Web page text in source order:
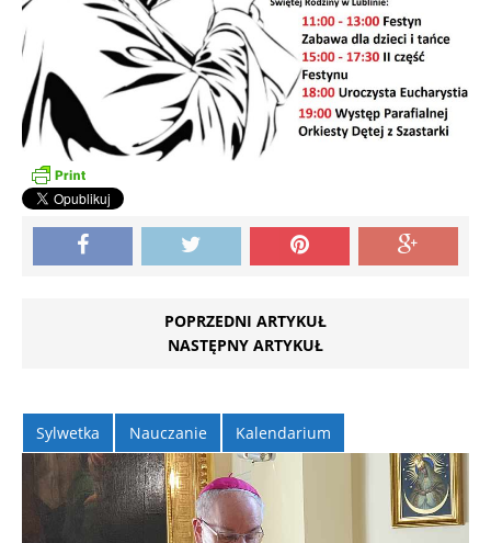
POPRZEDNI ARTYKUŁ
NASTĘPNY ARTYKUŁ
Sylwetka Nauczanie Kalendarium